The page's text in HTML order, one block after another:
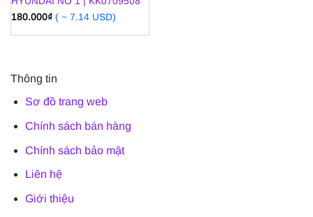
180.000₫ ( ~ 7.14 USD)
Thông tin
Sơ đồ trang web
Chính sách bán hàng
Chính sách bảo mật
Liên hệ
Giới thiệu